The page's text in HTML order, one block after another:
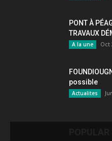
PONT À
TRAVAUX
A la une Oct
possible
Actualites